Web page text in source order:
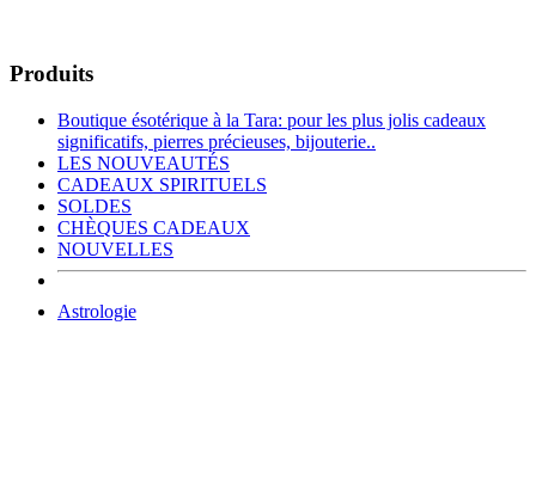
Produits
Boutique ésotérique à la Tara: pour les plus jolis cadeaux
significatifs, pierres précieuses, bijouterie..
LES NOUVEAUTÉS
CADEAUX SPIRITUELS
SOLDES
CHÈQUES CADEAUX
NOUVELLES
Astrologie